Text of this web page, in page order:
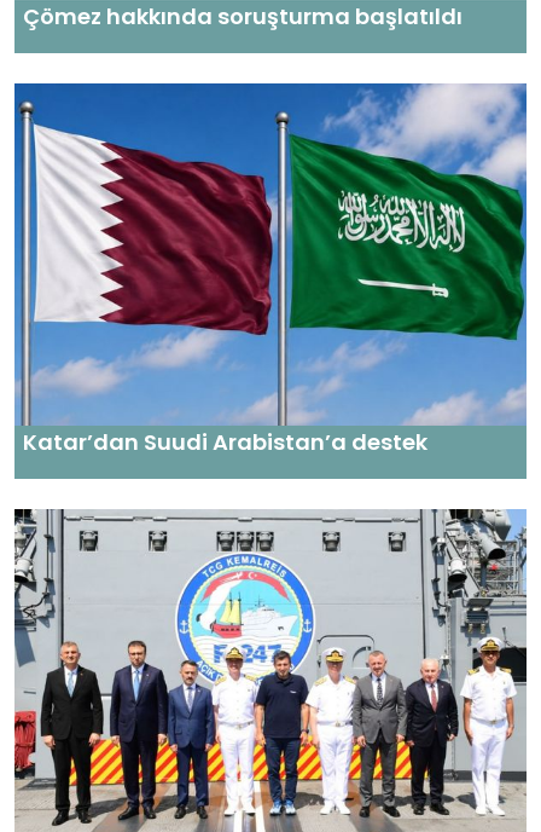
Çömez hakkında soruşturma başlatıldı
Katar’dan Suudi Arabistan’a destek